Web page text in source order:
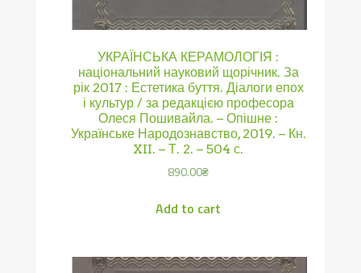
УКРАЇНСЬКА КЕРАМОЛОГІЯ :
національний науковий щорічник. За
рік 2017 : Естетика буття. Діалоги епох
і культур / за редакцією професора
Олеся Пошивайла. – Опішне :
Українське Народознавство, 2019. – Кн.
XII. – Т. 2. – 504 с.
890.00₴
Add to cart